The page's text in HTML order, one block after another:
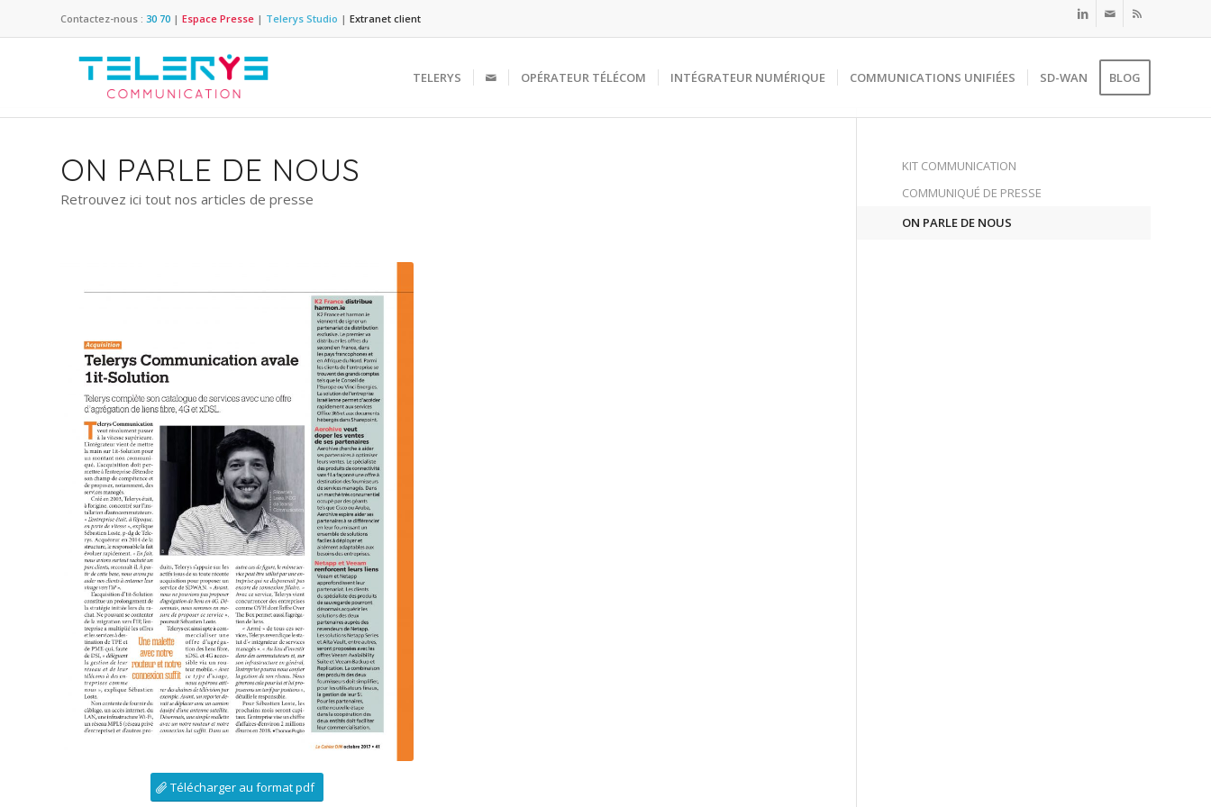
Contactez-nous : 30 70 | Espace Presse | Telerys Studio | Extranet client
TELERYS OPÉRATEUR TÉLÉCOM INTÉGRATEUR NUMÉRIQUE COMMUNICATIONS UNIFIÉES SD-WAN BLOG
ON PARLE DE NOUS
Retrouvez ici tout nos articles de presse
IT For Business – Octobre 2017 – Mag
Télécharger au format pdf
KIT COMMUNICATION
COMMUNIQUÉ DE PRESSE
ON PARLE DE NOUS